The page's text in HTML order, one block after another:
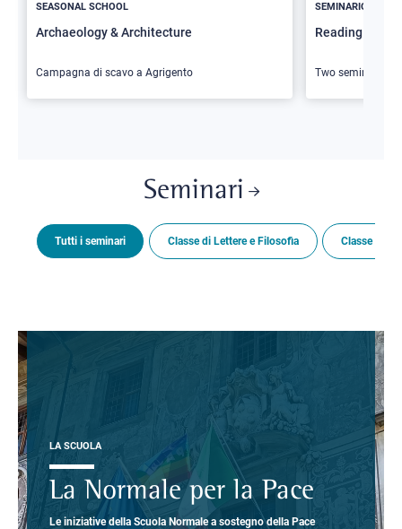
SEASONAL SCHOOL
Archaeology & Architecture
Campagna di scavo a Agrigento
SEMINARIO
Reading
Two seminars
Seminari
Tutti i seminari Classe di Lettere e Filosofia Classe di
LA SCUOLA
La Normale per la Pace
Le iniziative della Scuola Normale a sostegno della Pace